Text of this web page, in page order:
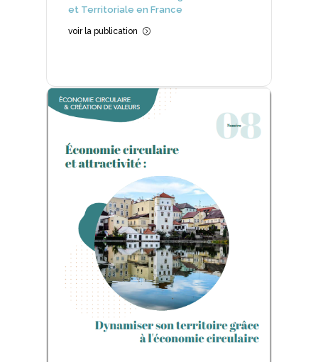
et Territoriale en France
voir la publication =